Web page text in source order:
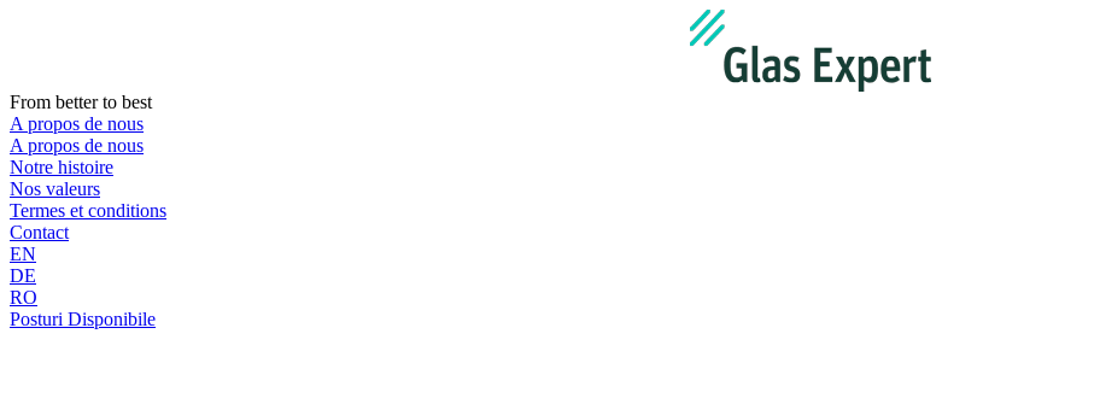
From better to best
A propos de nous
A propos de nous
Notre histoire
Nos valeurs
Termes et conditions
Contact
EN
DE
RO
Posturi Disponibile